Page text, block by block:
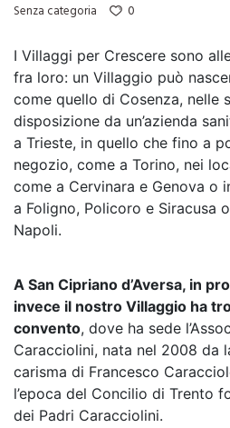
Senza categoria 0
I Villaggi per Crescere sono
fra loro: un Villaggio può
come quello di Cosenza, nelle
disposizione da un’azienda
a Trieste, in quello che fino a
negozio, come a Torino, nei
come a Cervinara e Genova o
a Foligno, Policoro e Siracusa
Napoli.
A San Cipriano d’Aversa, in
invece il nostro Villaggio ha
convento, dove ha sede
Caracciolini, nata nel 2008 da
carisma di Francesco
l’epoca del Concilio di Trento
dei Padri Caracciolini.